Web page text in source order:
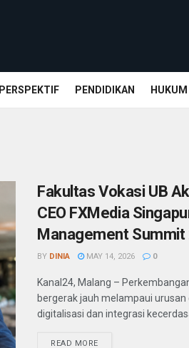
PERSPEKTIF PENDIDIKAN HUKUM
Fakultas Vokasi UB
CEO FXMedia
Management Summit
BY DINIA MAY 14, 2026 0
Kanal24, Malang –
bergerak jauh melampaui urusan
digitalisasi dan integrasi
READ MORE